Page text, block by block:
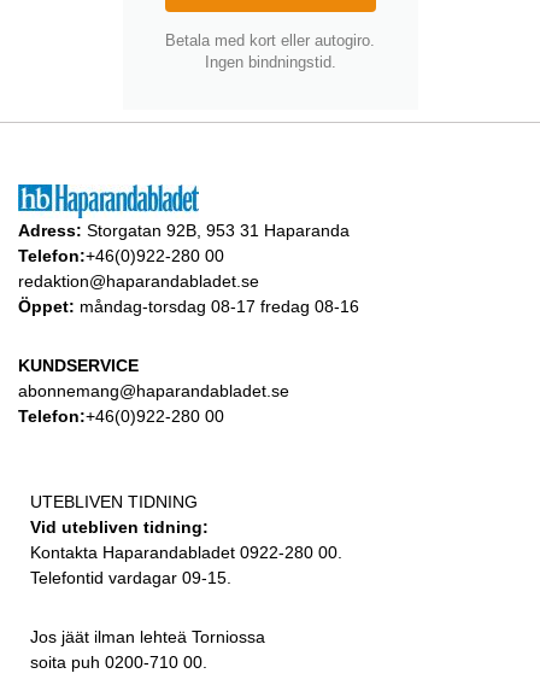
Betala med kort eller autogiro.
Ingen bindningstid.
Adress: Storgatan 92B, 953 31 Haparanda
Telefon:+46(0)922-280 00
redaktion@haparandabladet.se
Öppet: måndag-torsdag 08-17 fredag 08-16
KUNDSERVICE
abonnemang@haparandabladet.se
Telefon:+46(0)922-280 00
UTEBLIVEN TIDNING
Vid utebliven tidning:
Kontakta Haparandabladet 0922-280 00.
Telefontid vardagar 09-15.
Jos jäät ilman lehteä Torniossa
soita puh 0200-710 00.